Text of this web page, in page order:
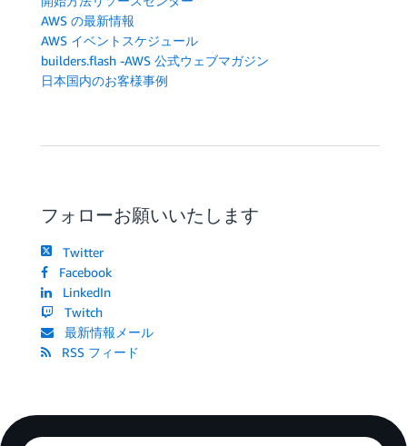
AWS の最新情報
AWS イベントスケジュール
builders.flash -AWS 公式ウェブマガジン
日本国内のお客様事例
フォローお願いいたします
Twitter
Facebook
LinkedIn
Twitch
最新情報メール
RSS フィード